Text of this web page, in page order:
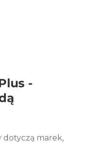
-
dotyczą marek,